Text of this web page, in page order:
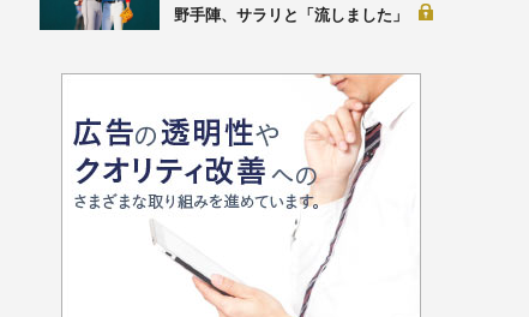
野手陣、サラリと「流しました」